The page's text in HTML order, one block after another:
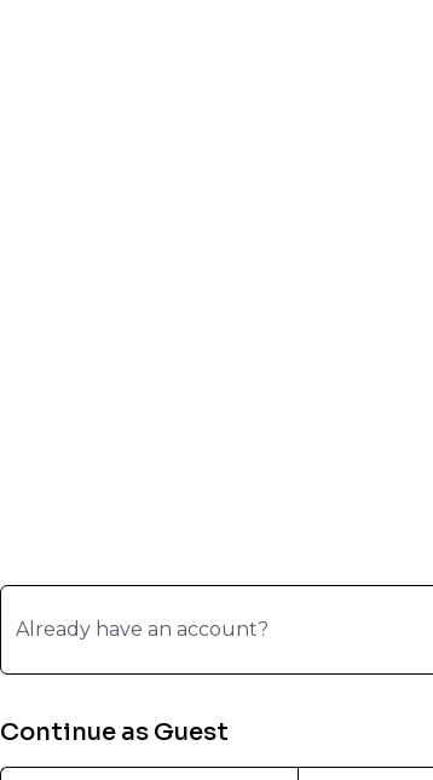
Already have an account?
Continue as Guest